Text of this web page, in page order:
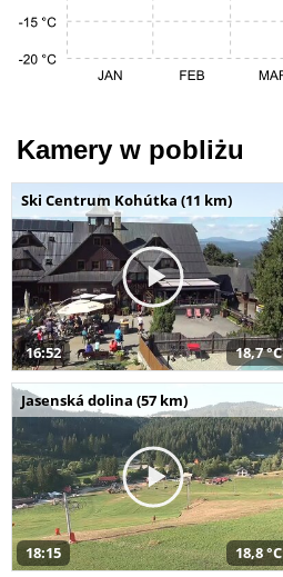
Kamery w pobliżu
Ski Centrum Kohútka (11 km)
16:52 18,7 °C
Jasenská dolina (57 km)
18:15 18,8 °C